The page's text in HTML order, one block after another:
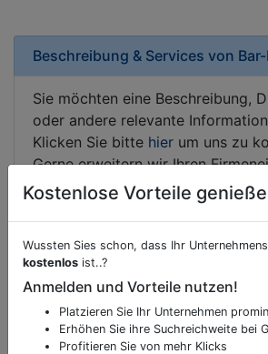
Beschreibung & Services von
Sie möchten eine Beschreibung,
oder andere relevante
Klicken Sie bitte hier um uns zu
Gerne erweitern wir Ihren
Sonderangebote odere besondere
Ihr Unternehmen anbietet und
Kartenansicht Oeynhausner
Tribuswinkel
Kostenlose Vorteile
Wussten Sies schon, dass Ihr
kostenlos ist..?
Anmelden und Vorteile nutzen!
Platzieren Sie Ihr Unternehmen
Erhöhen Sie ihre Suchreichweite bei
Profitieren Sie von mehr Klicks